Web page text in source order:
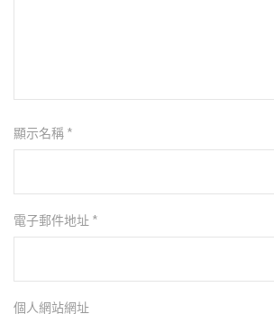
顯示名稱 *
電子郵件地址 *
個人網站網址